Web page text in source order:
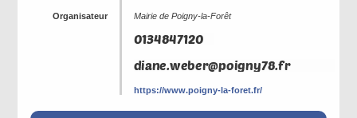
Organisateur Mairie de Poigny-la-Forêt
https://www.poigny-la-foret.fr/